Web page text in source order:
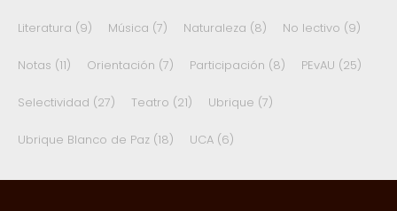
Literatura (9) Música (7) Naturaleza (8) No lectivo (9)
Notas (11) Orientación (7) Participación (8) PEvAU (25)
Selectividad (27) Teatro (21) Ubrique (7)
Ubrique Blanco de Paz (18) UCA (6)